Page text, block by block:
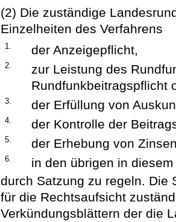
(2) Die zuständige
Einzelheiten des Verfahrens
1. der Anzeigepflicht,
2.
zur Leistung des
Rundfunkbeitragspflicht
3. der Erfüllung von
4. der Kontrolle der
5. der Erhebung von
6.
in den übrigen in
durch Satzung zu regeln. Die
für die Rechtsaufsicht
Verkündungsblättern der die